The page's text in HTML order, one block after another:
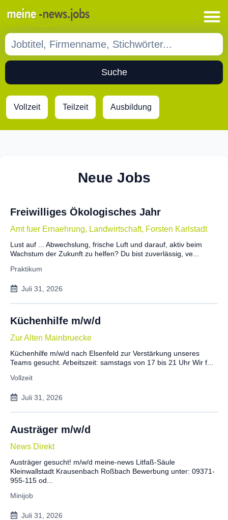
Suche
Vollzeit Teilzeit Ausbildung
Neue Jobs
Freiwilliges Ökologisches Jahr
Amt fuer Ernaehrung, Landwirtschaft, Forsten Karlstadt
Praktikum
Lust auf ... Abwechslung, frische Luft und darauf, aktiv beim
Wachstum der Zukunft zu helfen? Du bist zuverlässig, ve...
Juli 31, 2026
Küchenhilfe m/w/d
Zur Alten Mainbruecke
Vollzeit
Küchenhilfe m/w/d nach Elsenfeld zur Verstärkung unseres
Teams gesucht. Arbeitszeit: samstags von 17 bis 21 Uhr Wir f...
Juli 31, 2026
Austräger m/w/d
News Direkt
Minijob
Austräger gesucht! m/w/d meine-news Litfaß-Säule
Kleinwallstadt Krausenbach Roßbach Bewerbung unter: 09371-
955-115 od...
Juli 31, 2026